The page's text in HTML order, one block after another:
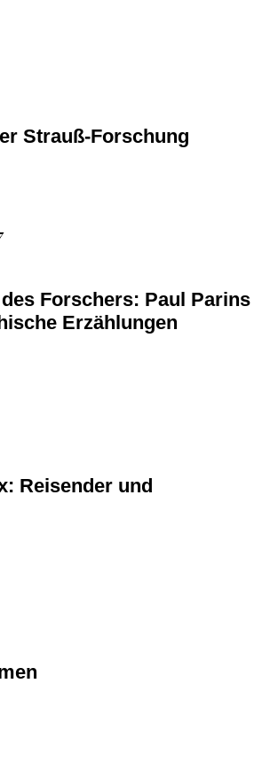
Strauß-Forschung
Forschers: Paul Parins
Erzählungen
Reisender und